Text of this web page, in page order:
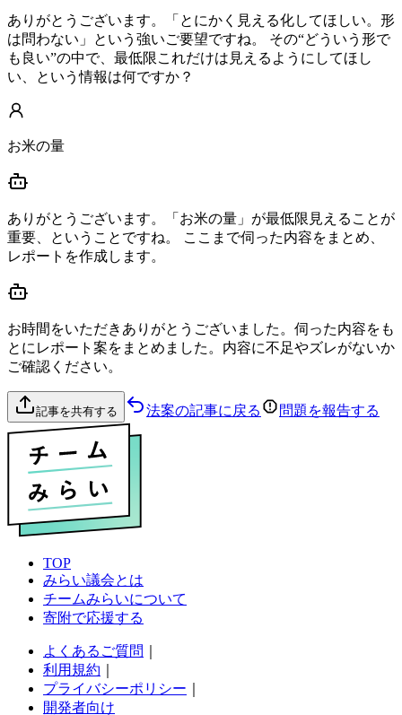
ありがとうございます。「とにかく見える化してほしい。形
は問わない」という強いご要望ですね。 その“どういう形で
も良い”の中で、最低限これだけは見えるようにしてほし
い、という情報は何ですか？
お米の量
ありがとうございます。「お米の量」が最低限見えることが
重要、ということですね。 ここまで伺った内容をまとめ、
レポートを作成します。
お時間をいただきありがとうございました。伺った内容をも
とにレポート案をまとめました。内容に不足やズレがないか
ご確認ください。
記事を共有する 法案の記事に戻る 問題を報告する
TOP
みらい議会とは
チームみらいについて
寄附で応援する
よくあるご質問
利用規約
プライバシーポリシー
開発者向け